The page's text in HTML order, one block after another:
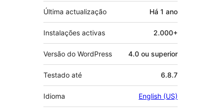
Última actualização Há 1 ano
Instalações activas 2.000+
Versão do WordPress 4.0 ou superior
Testado até 6.8.7
Idioma English (US)